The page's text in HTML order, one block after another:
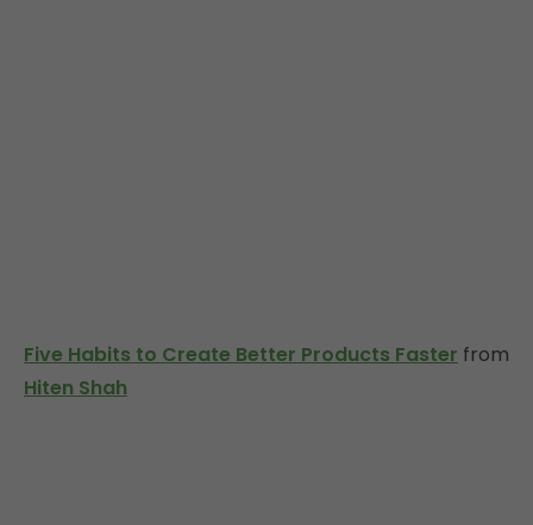
Five Habits to Create Better Products Faster from
Hiten Shah